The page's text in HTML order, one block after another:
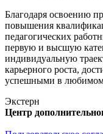
Благодаря освоению
повышения
педагогических
первую и высшую
индивидуальную
карьерного роста,
успешными в любимом
Экстерн
Центр